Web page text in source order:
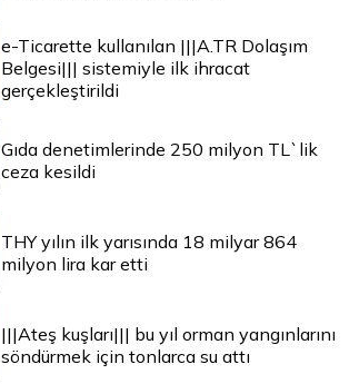
e-Ticarette kullanılan |||A.TR Dolaşım
Belgesi||| sistemiyle ilk ihracat
gerçekleştirildi
Gıda denetimlerinde 250 milyon TL`lik
ceza kesildi
THY yılın ilk yarısında 18 milyar 864
milyon lira kar etti
|||Ateş kuşları||| bu yıl orman yangınlarını
söndürmek için tonlarca su attı